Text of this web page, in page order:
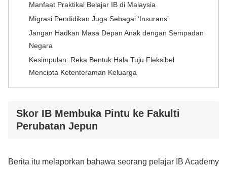
Manfaat Praktikal Belajar IB di Malaysia
Migrasi Pendidikan Juga Sebagai ‘Insurans’
Jangan Hadkan Masa Depan Anak dengan Sempadan
Negara
Kesimpulan: Reka Bentuk Hala Tuju Fleksibel
Mencipta Ketenteraman Keluarga
Skor IB Membuka Pintu ke Fakulti
Perubatan Jepun
Berita itu melaporkan bahawa seorang pelajar IB Academy